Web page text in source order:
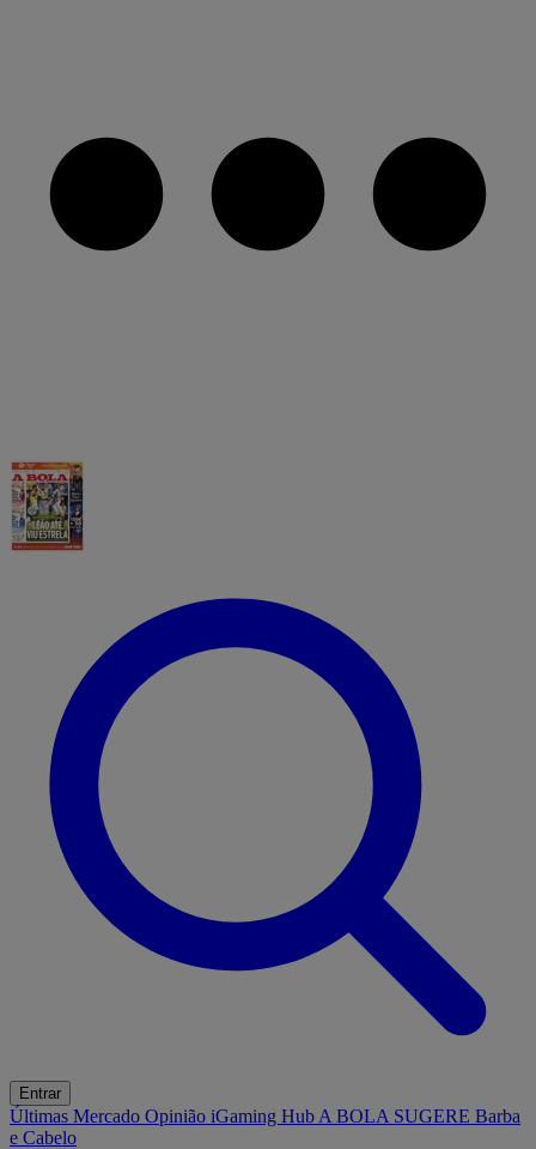
Entrar
Últimas Mercado Opinião iGaming Hub A BOLA SUGERE Barba
e Cabelo